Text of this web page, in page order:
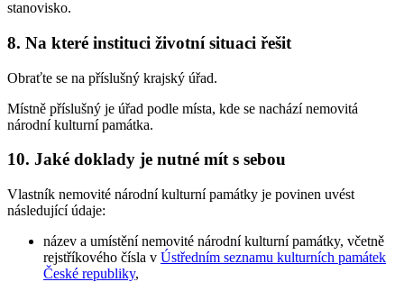
stanovisko.
8. Na které instituci životní situaci řešit
Obraťte se na příslušný krajský úřad.
Místně příslušný je úřad podle místa, kde se nachází nemovitá
národní kulturní památka.
10. Jaké doklady je nutné mít s sebou
Vlastník nemovité národní kulturní památky je povinen uvést
následující údaje:
název a umístění nemovité národní kulturní památky, včetně
rejstříkového čísla v Ústředním seznamu kulturních památek
České republiky,